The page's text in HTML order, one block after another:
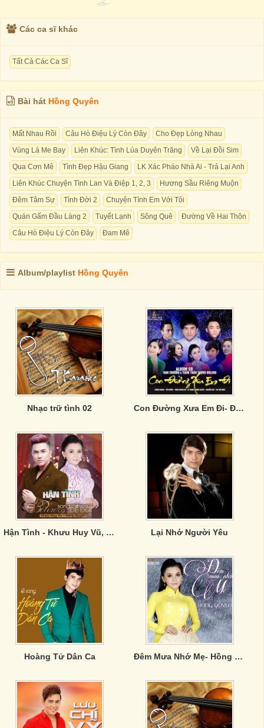
Các ca sĩ khác
Tất Cả Các Ca Sĩ
Bài hát Hồng Quyên
Mất Nhau Rồi Câu Hò Điệu Lý Còn Đây
Cho Đẹp Lòng Nhau
Vùng Lá Me Bay
Liên Khúc: Tình Lúa Duyên Trăng
Về Lại Đồi Sim
Qua Cơn Mê
Tình Đẹp Hậu Giang
LK Xác Pháo Nhà Ai - Trả Lại Anh
Liên Khúc Chuyện Tình Lan Và Điệp 1, 2, 3
Hương Sầu Riêng Muộn
Đêm Tâm Sự
Tình Đời 2
Chuyện Tình Em Với Tôi
Quán Gấm Đầu Làng 2
Tuyết Lạnh Sông Quê
Đường Về Hai Thôn
Câu Hò Điệu Lý Còn Đây
Đam Mê
Album/playlist Hồng Quyên
Nhạc trữ tình 02 Con Đường Xưa Em Đi- Đan Trường
Hận Tình - Khưu Huy Vũ, Hồng Quyên Lại Nhớ Người Yêu
Hoàng Tử Dân Ca Đêm Mưa Nhớ Mẹ- Hồng Quyên